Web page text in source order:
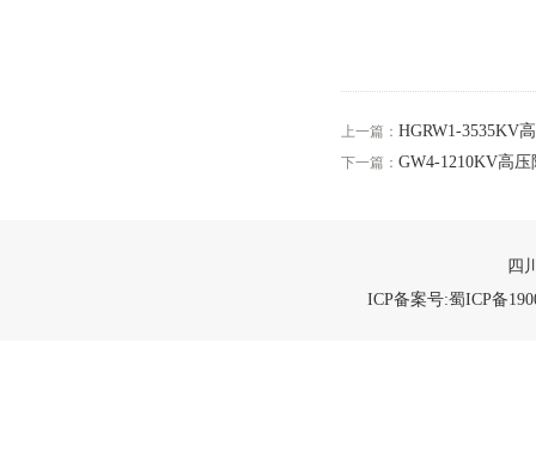
上一篇： HGRW1-3535KV
下一篇： GW4-1210KV高
四
ICP备案号:蜀ICP备